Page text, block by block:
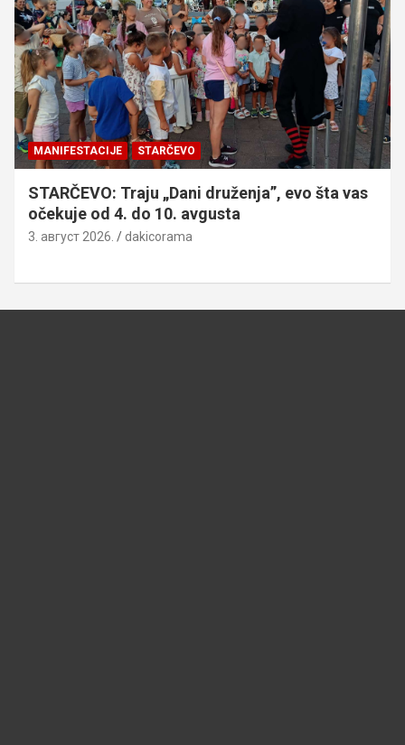
MANIFESTACIJE STARČEVO
STARČEVO: Traju „Dani druženja”, evo šta vas
očekuje od 4. do 10. avgusta
3. август 2026. dakicorama